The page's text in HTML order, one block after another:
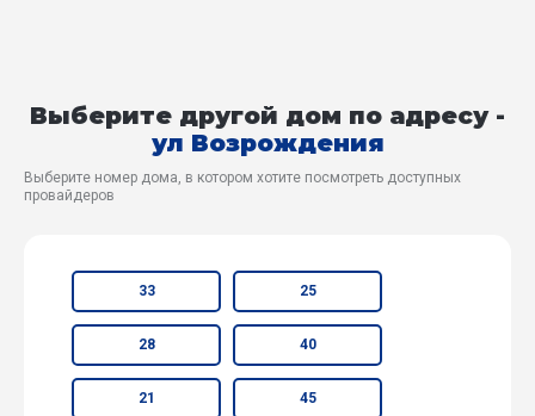
Выберите другой дом по адресу -
ул Возрождения
Выберите номер дома, в котором хотите посмотреть доступных
провайдеров
33 25
28 40
21 45